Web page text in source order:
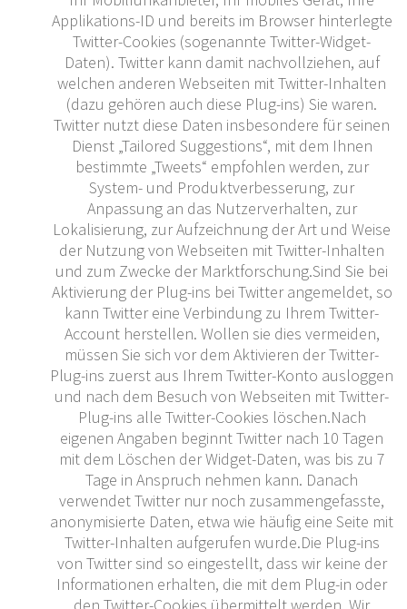
Applikations-ID und bereits im Browser hinterlegte
Twitter-Cookies (sogenannte Twitter-Widget-
Daten). Twitter kann damit nachvollziehen, auf
welchen anderen Webseiten mit Twitter-Inhalten
(dazu gehören auch diese Plug-ins) Sie waren.
Twitter nutzt diese Daten insbesondere für seinen
Dienst „Tailored Suggestions“, mit dem Ihnen
bestimmte „Tweets“ empfohlen werden, zur
System- und Produktverbesserung, zur
Anpassung an das Nutzerverhalten, zur
Lokalisierung, zur Aufzeichnung der Art und Weise
der Nutzung von Webseiten mit Twitter-Inhalten
und zum Zwecke der Marktforschung.Sind Sie bei
Aktivierung der Plug-ins bei Twitter angemeldet, so
kann Twitter eine Verbindung zu Ihrem Twitter-
Account herstellen. Wollen sie dies vermeiden,
müssen Sie sich vor dem Aktivieren der Twitter-
Plug-ins zuerst aus Ihrem Twitter-Konto ausloggen
und nach dem Besuch von Webseiten mit Twitter-
Plug-ins alle Twitter-Cookies löschen.Nach
eigenen Angaben beginnt Twitter nach 10 Tagen
mit dem Löschen der Widget-Daten, was bis zu 7
Tage in Anspruch nehmen kann. Danach
verwendet Twitter nur noch zusammengefasste,
anonymisierte Daten, etwa wie häufig eine Seite mit
Twitter-Inhalten aufgerufen wurde.Die Plug-ins
von Twitter sind so eingestellt, dass wir keine der
Informationen erhalten, die mit dem Plug-in oder
den Twitter-Cookies übermittelt werden. Wir